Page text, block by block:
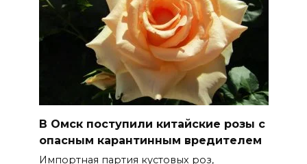
В Омск поступили китайские розы с
опасным карантинным вредителем
Импортная партия кустовых роз,